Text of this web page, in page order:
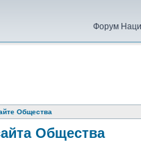
Форум
Общества
Общества